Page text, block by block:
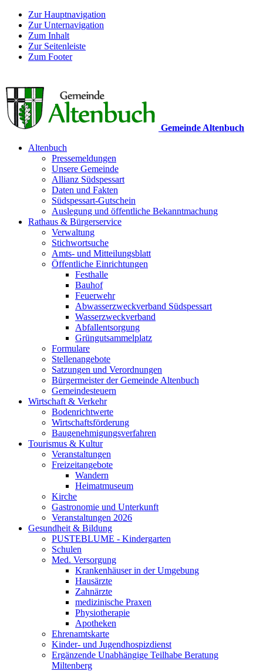
Zur Hauptnavigation
Zur Unternavigation
Zum Inhalt
Zur Seitenleiste
Zum Footer
Gemeinde Altenbuch
Altenbuch
Pressemeldungen
Unsere Gemeinde
Allianz Südspessart
Daten und Fakten
Südspessart-Gutschein
Auslegung und öffentliche Bekanntmachung
Rathaus & Bürgerservice
Verwaltung
Stichwortsuche
Amts- und Mitteilungsblatt
Öffentliche Einrichtungen
Festhalle
Bauhof
Feuerwehr
Abwasserzweckverband Südspessart
Wasserzweckverband
Abfallentsorgung
Grüngutsammelplatz
Formulare
Stellenangebote
Satzungen und Verordnungen
Bürgermeister der Gemeinde Altenbuch
Gemeindesteuern
Wirtschaft & Verkehr
Bodenrichtwerte
Wirtschaftsförderung
Baugenehmigungsverfahren
Tourismus & Kultur
Veranstaltungen
Freizeitangebote
Wandern
Heimatmuseum
Kirche
Gastronomie und Unterkunft
Veranstaltungen 2026
Gesundheit & Bildung
PUSTEBLUME - Kindergarten
Schulen
Med. Versorgung
Krankenhäuser in der Umgebung
Hausärzte
Zahnärzte
medizinische Praxen
Physiotherapie
Apotheken
Ehrenamtskarte
Kinder- und Jugendhospizdienst
Ergänzende Unabhängige Teilhabe Beratung
Miltenberg